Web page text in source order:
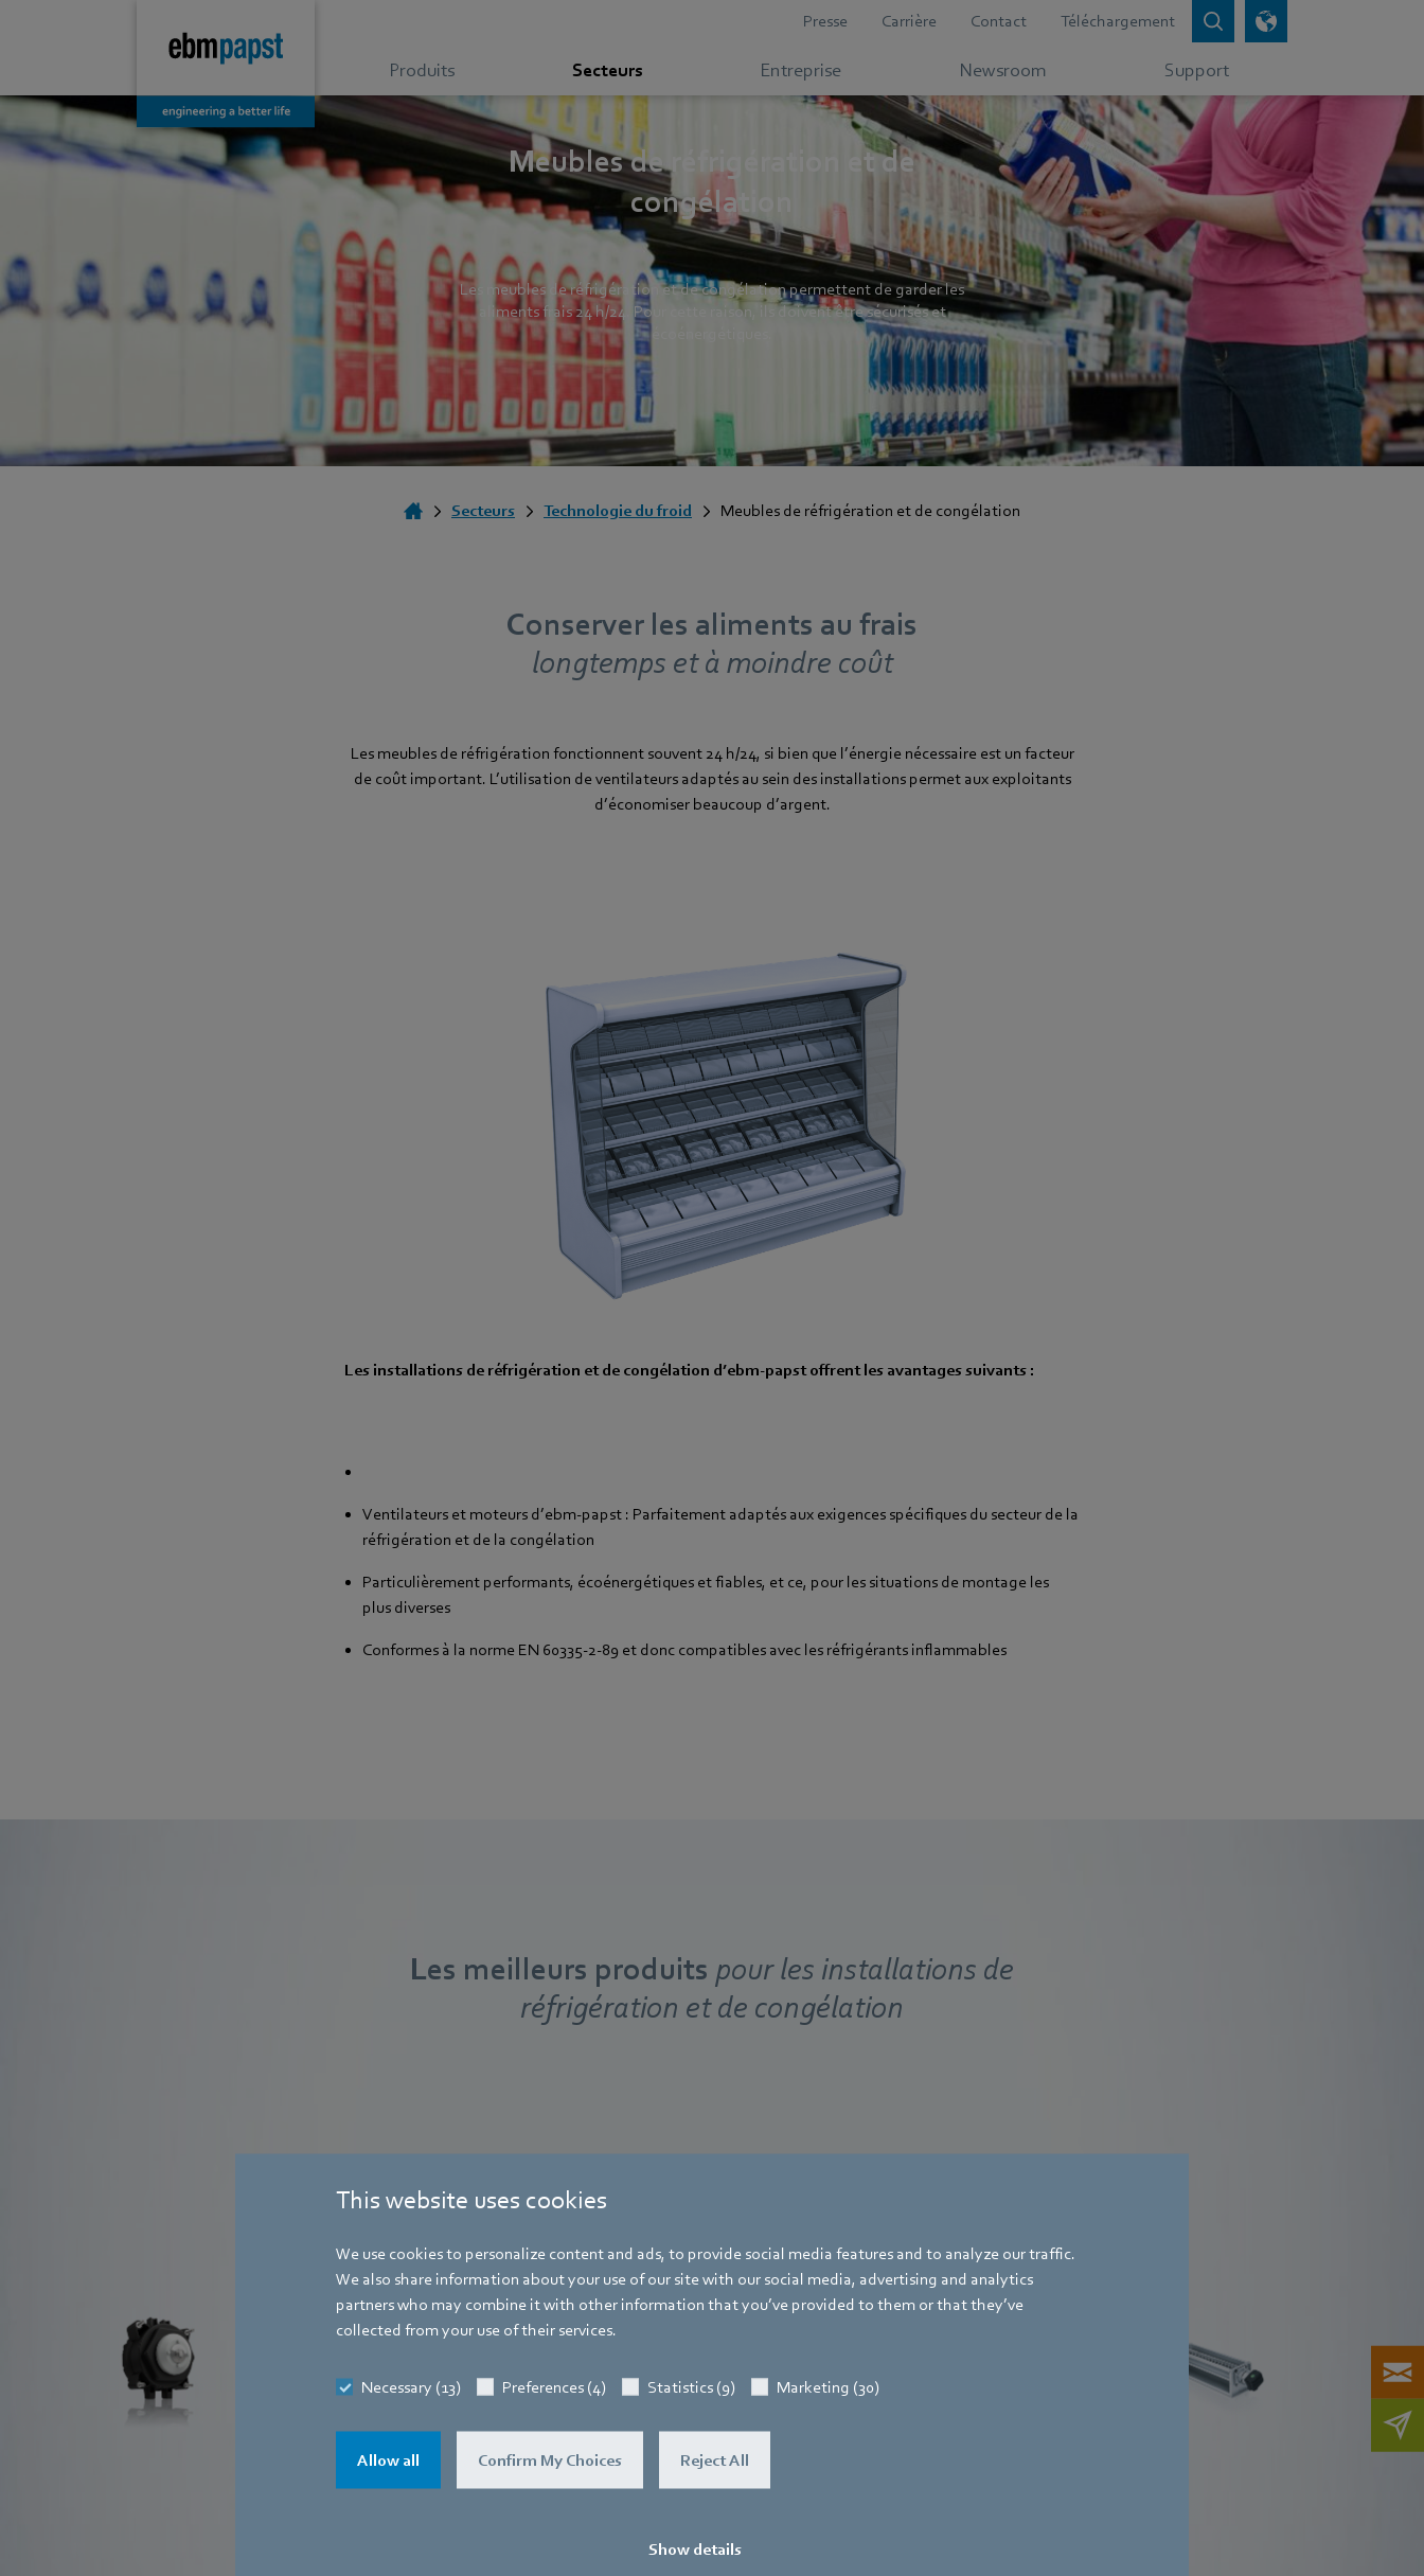
This website uses cookies
We use cookies to personalize content and ads, to provide social media features and to analyze our traffic.
We also share information about your use of our site with our social media, advertising and analytics
partners who may combine it with other information that you’ve provided to them or that they’ve
collected from your use of their services.
Necessary (13) Preferences (4) Statistics (9) Marketing (30)
Allow all Confirm My Choices Reject All
Show details
Presse Carrière Contact Téléchargement
Produits Secteurs Entreprise Newsroom Support
Meubles de réfrigération et de
congélation
Les meubles de réfrigération et de congélation permettent de garder les
aliments frais 24 h/24. Pour cette raison, ils doivent être sécurisés et
Secteurs Technologie du froid Meubles de réfrigération et de congélation
Conserver les aliments au frais
longtemps et à moindre coût
Les meubles de réfrigération fonctionnent souvent 24 h/24, si bien que l’énergie nécessaire est un facteur
de coût important. L’utilisation de ventilateurs adaptés au sein des installations permet aux exploitants
d’économiser beaucoup d’argent.
Les installations de réfrigération et de congélation d’ebm‑papst offrent les avantages suivants :
Ventilateurs et moteurs d’ebm‑papst : Parfaitement adaptés aux exigences spécifiques du secteur de la
réfrigération et de la congélation
Particulièrement performants, écoénergétiques et fiables, et ce, pour les situations de montage les
plus diverses
Conformes à la norme EN 60335-2-89 et donc compatibles avec les réfrigérants inflammables
Les meilleurs produits pour les installations de
réfrigération et de congélation
écoénergétiques
appareils à durée de fonctionnement élevée